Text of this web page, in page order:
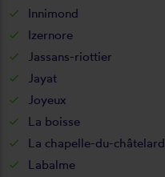
Innimond
Izernore
Jassans-riottier
Jayat
Joyeux
La boisse
La chapelle-du-châtelard
Labalme